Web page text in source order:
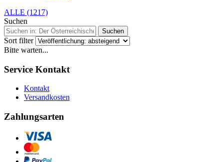
ALLE (1217)
Suchen
Suchen
Sort filter
Bitte warten...
Service Kontakt
Kontakt
Versandkosten
Zahlungsarten